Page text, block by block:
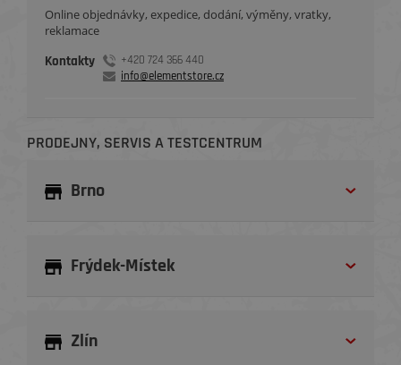
Online objednávky, expedice, dodání, výměny, vratky,
reklamace
Kontakty
+420 724 366 440
info@elementstore.cz
PRODEJNY, SERVIS A TESTCENTRUM
Brno
Frýdek-Místek
Zlín